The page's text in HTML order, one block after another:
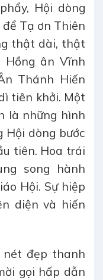
Hội dòng
Tạ ơn Thiên
thật dài, thật
Hồng ân Vĩnh
Thánh Hiến
tiên khởi. Một
là những hình
Hội dòng bước
tiên. Hoa trái
song hành
Hội. Sự hiệp
diện và hiến
nét đẹp thanh
gọi hấp dẫn